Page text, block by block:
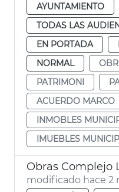
AYUNTAMIENTO
TODAS LAS
EN PORTADA
NORMAL
PATRIMONI
ACUERDO MARCO
INMOBLES
IMUEBLES
Obras Complejo
modificado hace 2